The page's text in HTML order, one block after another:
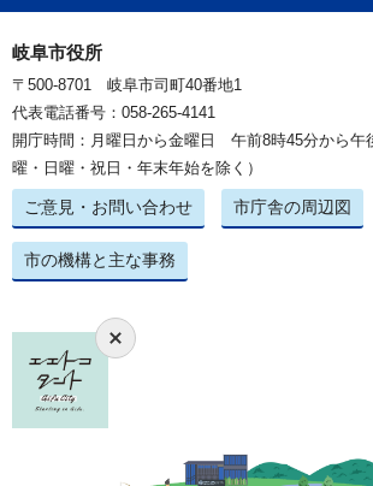
岐阜市役所
〒500-8701 岐阜市司町40番地1
代表電話番号：058-265-4141
開庁時間：月曜日から金曜日 午前8時45分から午
曜・日曜・祝日・年末年始を除く）
ご意見・お問い合わせ 市庁舎の周辺図
市の機構と主な事務